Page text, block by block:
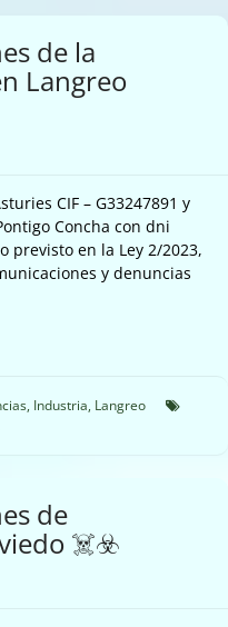
de la
Langreo
CIF – G33247891 y
Concha con dni
previsto en la Ley 2/2023,
y denuncias
, Industria, Langreo
de
☠️☣️